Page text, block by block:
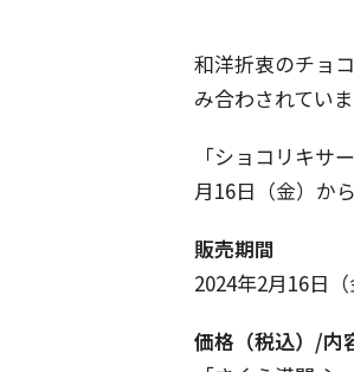
和洋折衷のチョ
み合わされてい
「ショコリキサ
月16日（金）か
販売期間
2024年2月16日
価格（税込）/内